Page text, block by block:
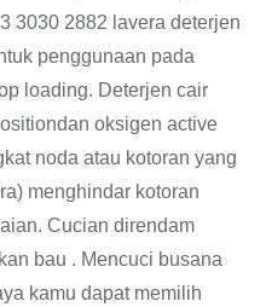
3030 2882 lavera deterjen
penggunaan pada
loading. Deterjen cair
oksigen active
noda atau kotoran yang
menghindar kotoran
Cucian direndam
bau . Mencuci busana
kamu dapat memilih